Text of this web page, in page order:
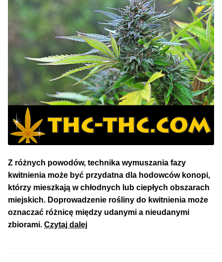
NAJLEPSZE OKAZJE
PROMOCJA TYGODNIA
Dla Początkujących
Indoor w Domu
Outdoor na Dworze
Półautomaty Outdoor
Automaty XXL
Pełnosezonowe XXL
Szybkie Automaty
Z różnych powodów, technika wymuszania fazy
kwitnienia może być przydatna dla hodowców konopi,
którzy mieszkają w chłodnych lub ciepłych obszarach
miejskich. Doprowadzenie rośliny do kwitnienia może
oznaczać różnicę między udanymi a nieudanymi
zbiorami. Czytaj dalejJak